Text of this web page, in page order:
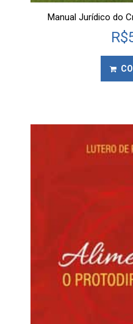
Manual Jurídico do
R$